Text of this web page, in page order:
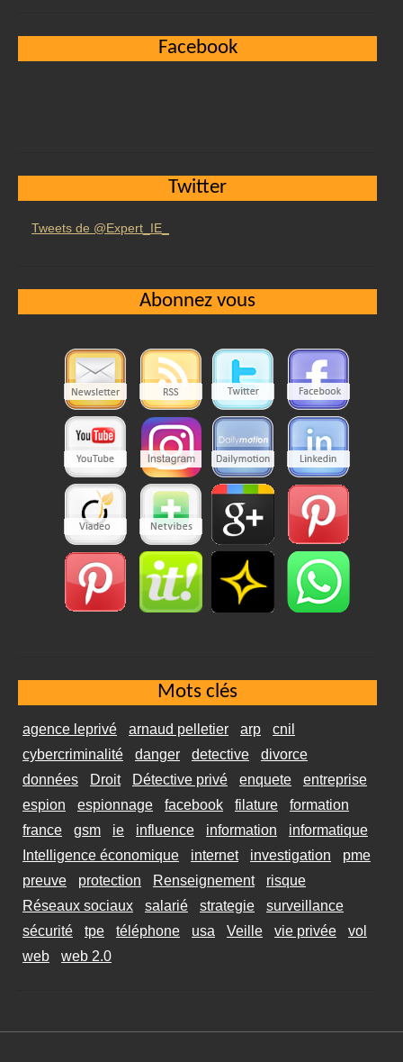
Facebook
Twitter
Tweets de @Expert_IE_
Abonnez vous
Mots clés
agence leprivé arnaud pelletier arp
cnil
cybercriminalité
danger detective
divorce
données
Droit Détective privé enquete
entreprise
espion
espionnage facebook filature
formation
france
gsm ie influence information
informatique
Intelligence économique
internet investigation
pme
preuve
protection Renseignement
risque
Réseaux sociaux
salarié strategie
surveillance
sécurité
tpe téléphone usa Veille vie privée
vol
web
web 2.0